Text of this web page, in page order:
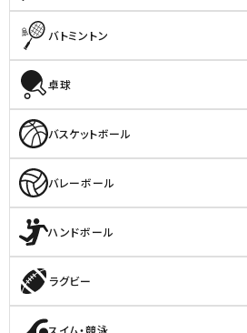
バトミントン
卓球
バスケットボール
バレーボール
ハンドボール
ラグビー